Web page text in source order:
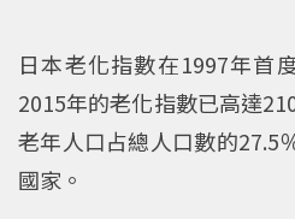
日本老化指數在1997年首
2015年的老化指數已高達
老年人口占總人口數的27.5
國家。